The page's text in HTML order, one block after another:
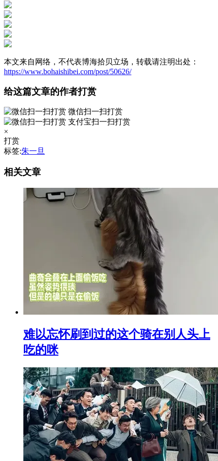
本文来自网络，不代表博海拾贝立场，转载请注明出处：
https://www.bohaishibei.com/post/50626/
给这篇文章的作者打赏
微信扫一扫打赏
支付宝扫一扫打赏
×
打赏
标签:朱一旦
相关文章
难以忘怀刷到过的这个骑在别人头上
吃的咪